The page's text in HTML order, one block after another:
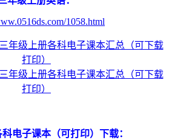
1058.html
电子课本（可打印）下载：